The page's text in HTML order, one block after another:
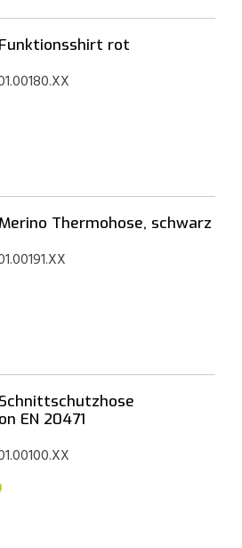
rot
Thermohose, schwarz
EN 20471